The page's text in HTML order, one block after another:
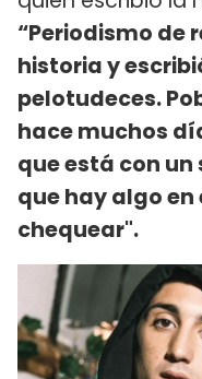
“Periodismo de
historia y
pelotudeces.
hace muchos
que está con
que hay algo en
chequear".